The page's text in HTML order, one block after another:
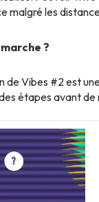
malgré les
?
de Vibes #2 est
étapes avant de